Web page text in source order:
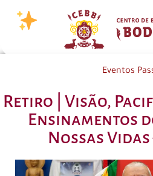
Eventos
Retiro | Visão,
Ensinamentos
Nossas Vidas